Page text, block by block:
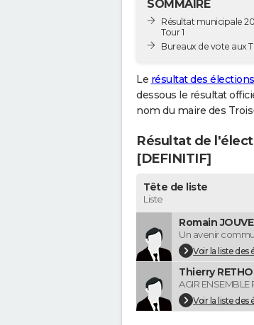
SOMMAIRE
Résultat municipale
Tour 1
Bureaux de vote aux
Le résultat des
dessous le résultat
nom du maire des
Résultat de
[DEFINITIF]
Tête de liste
Liste
Romain
Un avenir
Voir la liste des
Thierry
AGIR ENSEMBLE
Voir la liste des